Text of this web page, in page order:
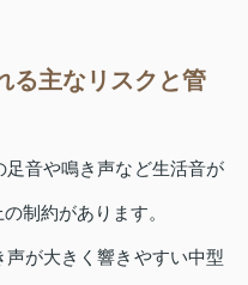
る主なリスクと管
音や鳴き声など生活音が
制約があります。
が大きく響きやすい中型